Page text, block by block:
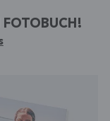
FOTOBUCH!